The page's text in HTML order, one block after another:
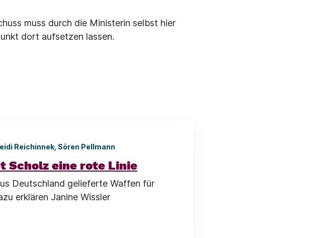
muss durch die Ministerin selbst hier
dort aufsetzen lassen.
Reichinnek, Sören Pellmann
Scholz eine rote Linie
Deutschland gelieferte Waffen für
erklären Janine Wissler